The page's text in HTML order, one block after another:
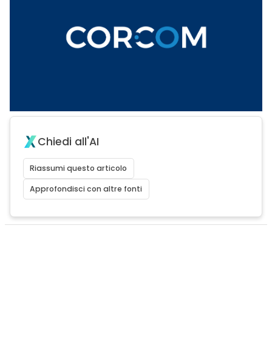
Chiedi all'AI
Riassumi questo articolo
Approfondisci con altre fonti